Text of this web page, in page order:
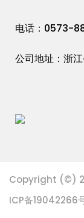
电话：0573-
公司地址：浙
Copyright (©)
ICP备19042266